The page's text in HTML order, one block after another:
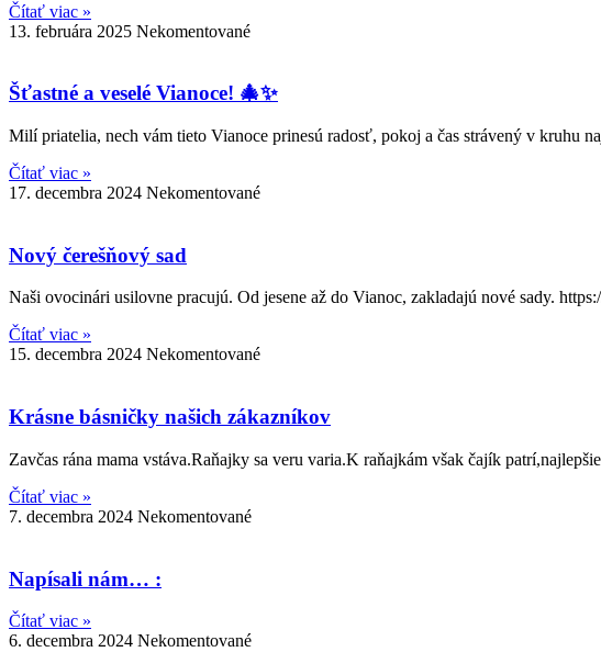
Čítať viac »
13. februára 2025 Nekomentované
Šťastné a veselé Vianoce! 🎄✨
Milí priatelia, nech vám tieto Vianoce prinesú radosť, pokoj a čas strávený v kruhu
Čítať viac »
17. decembra 2024 Nekomentované
Nový čerešňový sad
Naši ovocinári usilovne pracujú. Od jesene až do Vianoc, zakladajú nové sady.
Čítať viac »
15. decembra 2024 Nekomentované
Krásne básničky našich zákazníkov
Zavčas rána mama vstáva.Raňajky sa veru varia.K raňajkám však čajík
Čítať viac »
7. decembra 2024 Nekomentované
Napísali nám… :
Čítať viac »
6. decembra 2024 Nekomentované